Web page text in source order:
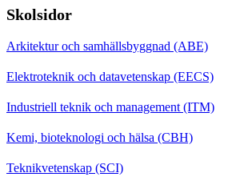
Skolsidor
Arkitektur och samhällsbyggnad (ABE)
Elektroteknik och datavetenskap (EECS)
Industriell teknik och management (ITM)
Kemi, bioteknologi och hälsa (CBH)
Teknikvetenskap (SCI)